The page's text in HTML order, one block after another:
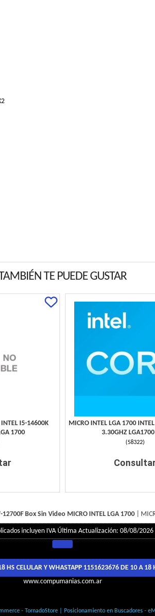
TE PUEDE GUSTAR
I5-14600K
1700
MICRO INTEL LGA 1700
3.30GHZ
(58322)
Box Sin Video MICRO INTEL LGA 1700|
incluyen IVA Última Actualización: 08/08/2026
HS CELULAR Y WHASTAPP 1151623676 DE 10 A 18
www.compumanias.com.ar
- TornadoStore Posicionamiento en Buscadores -